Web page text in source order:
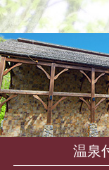
温泉